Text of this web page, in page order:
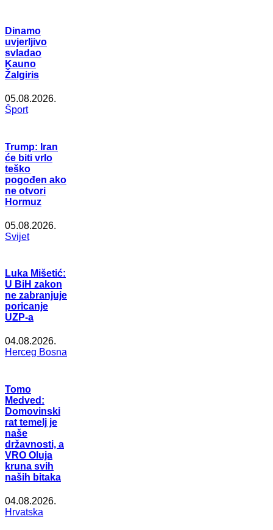
Dinamo
uvjerljivo
svladao
Kauno
Žalgiris
05.08.2026.
Šport
Trump: Iran
će biti vrlo
teško
pogođen ako
ne otvori
Hormuz
05.08.2026.
Svijet
Luka Mišetić:
U BiH zakon
ne zabranjuje
poricanje
UZP-a
04.08.2026.
Herceg Bosna
Tomo
Medved:
Domovinski
rat temelj je
naše
državnosti, a
VRO Oluja
kruna svih
naših bitaka
04.08.2026.
Hrvatska